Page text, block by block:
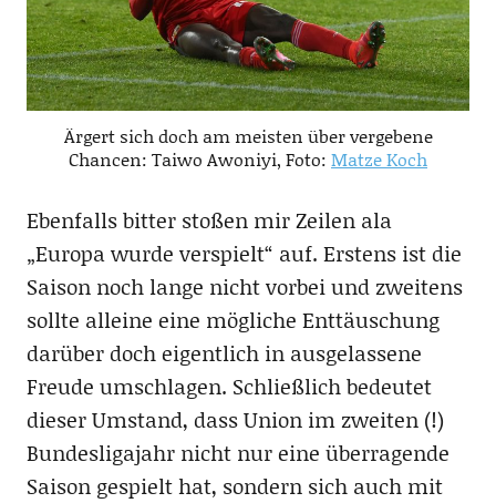
Ärgert sich doch am meisten über vergebene
Chancen: Taiwo Awoniyi, Foto: Matze Koch
Ebenfalls bitter stoßen mir Zeilen ala
„Europa wurde verspielt“ auf. Erstens ist die
Saison noch lange nicht vorbei und zweitens
sollte alleine eine mögliche Enttäuschung
darüber doch eigentlich in ausgelassene
Freude umschlagen. Schließlich bedeutet
dieser Umstand, dass Union im zweiten (!)
Bundesligajahr nicht nur eine überragende
Saison gespielt hat, sondern sich auch mit